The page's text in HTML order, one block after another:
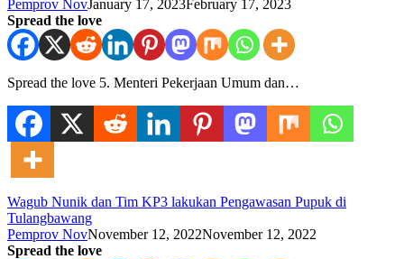
Pemprov NovJanuary 17, 2023February 17, 2023
Spread the love
Spread the love 5. Menteri Pekerjaan Umum dan…
Wagub Nunik dan Tim KP3 lakukan Pengawasan Pupuk di
Tulangbawang
Pemprov NovNovember 12, 2022November 12, 2022
Spread the love